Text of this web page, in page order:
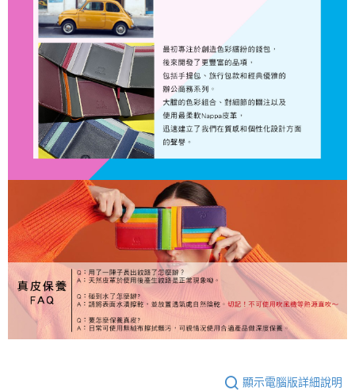
顯示電腦版詳細說明